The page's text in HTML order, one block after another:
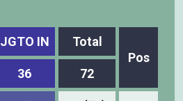
JGTO IN
Total
Pos
36 72